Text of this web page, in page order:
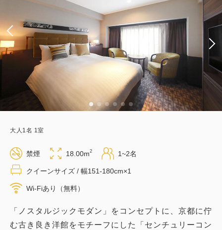
大人 1名 1室
禁煙 18.00m2 1~2名
クイーンサイズ / 幅151-180cm×1
Wi-Fiあり（無料）
「ノスタルジックモダン」をコンセプトに、京都に佇
む古き良き洋館をモチーフにした「センチュリーコン